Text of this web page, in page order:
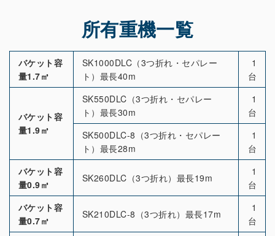
所有重機一覧
バケット容
量1.7㎥
SK1000DLC（3つ折れ・セパレー
ト）最長40m
1
台
バケット容
量1.9㎥
SK550DLC（3つ折れ・セパレー
ト）最長30m
1
台
SK500DLC-8（3つ折れ・セパレー
ト）最長28m
1
台
バケット容
量0.9㎥
SK260DLC（3つ折れ）最長19m
1
台
バケット容
量0.7㎥
SK210DLC-8（3つ折れ）最長17m
1
台